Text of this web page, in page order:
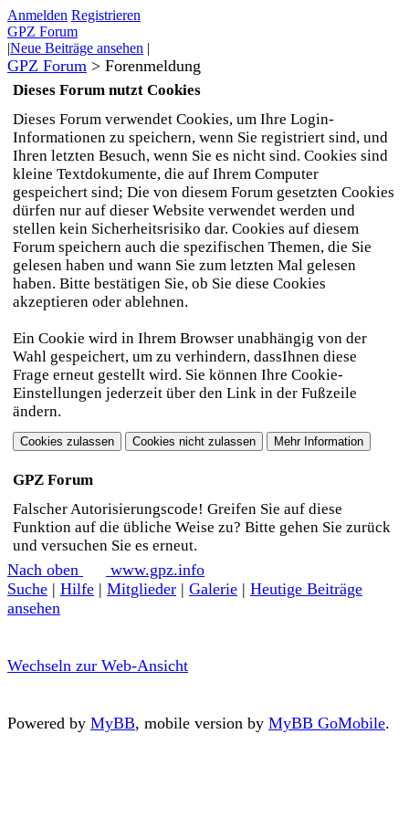
Anmelden Registrieren
GPZ Forum
|Neue Beiträge ansehen |
GPZ Forum > Forenmeldung
Dieses Forum nutzt Cookies
Dieses Forum verwendet Cookies, um Ihre Login-
Informationen zu speichern, wenn Sie registriert sind, und
Ihren letzten Besuch, wenn Sie es nicht sind. Cookies sind
kleine Textdokumente, die auf Ihrem Computer
gespeichert sind; Die von diesem Forum gesetzten Cookies
dürfen nur auf dieser Website verwendet werden und
stellen kein Sicherheitsrisiko dar. Cookies auf diesem
Forum speichern auch die spezifischen Themen, die Sie
gelesen haben und wann Sie zum letzten Mal gelesen
haben. Bitte bestätigen Sie, ob Sie diese Cookies
akzeptieren oder ablehnen.
Ein Cookie wird in Ihrem Browser unabhängig von der
Wahl gespeichert, um zu verhindern, dassIhnen diese
Frage erneut gestellt wird. Sie können Ihre Cookie-
Einstellungen jederzeit über den Link in der Fußzeile
ändern.
GPZ Forum
Falscher Autorisierungscode! Greifen Sie auf diese
Funktion auf die übliche Weise zu? Bitte gehen Sie zurück
und versuchen Sie es erneut.
Nach oben
www.gpz.info
Suche | Hilfe | Mitglieder | Galerie | Heutige Beiträge
ansehen
Wechseln zur Web-Ansicht
Powered by MyBB, mobile version by MyBB GoMobile.